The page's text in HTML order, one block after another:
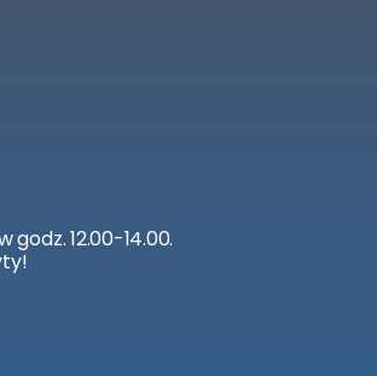
godz. 12.00-14.00.